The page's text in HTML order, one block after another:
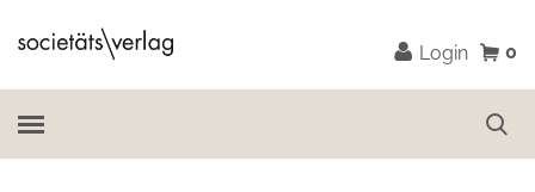
Login 0